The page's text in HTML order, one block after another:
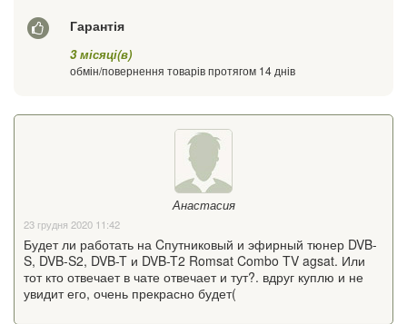
Гарантія
3 місяці(в)
обмін/повернення товарів протягом 14 днів
Анастасия
23 грудня 2020 11:42
Будет ли работать на Cпутниковый и эфирный тюнер DVB-
S, DVB-S2, DVB-T и DVB-T2 Romsat Combo TV agsat. Или
тот кто отвечает в чате отвечает и тут?. вдруг куплю и не
увидит его, очень прекрасно будет(